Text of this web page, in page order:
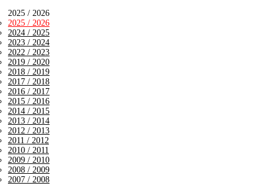
2025 / 2026
2025 / 2026
2024 / 2025
2023 / 2024
2022 / 2023
2019 / 2020
2018 / 2019
2017 / 2018
2016 / 2017
2015 / 2016
2014 / 2015
2013 / 2014
2012 / 2013
2011 / 2012
2010 / 2011
2009 / 2010
2008 / 2009
2007 / 2008